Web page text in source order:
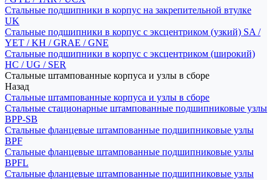
Стальные подшипники в корпус на закрепительной втулке
UK
Стальные подшипники в корпус с эксцентриком (узкий) SA /
YET / KH / GRAE / GNE
Стальные подшипники в корпус с эксцентриком (широкий)
HC / UG / SER
Стальные штампованные корпуса и узлы в сборе
Назад
Стальные штампованные корпуса и узлы в сборе
Стальные стационарные штампованные подшипниковые узлы
BPP-SB
Стальные фланцевые штампованные подшипниковые узлы
BPF
Стальные фланцевые штампованные подшипниковые узлы
BPFL
Стальные фланцевые штампованные подшипниковые узлы